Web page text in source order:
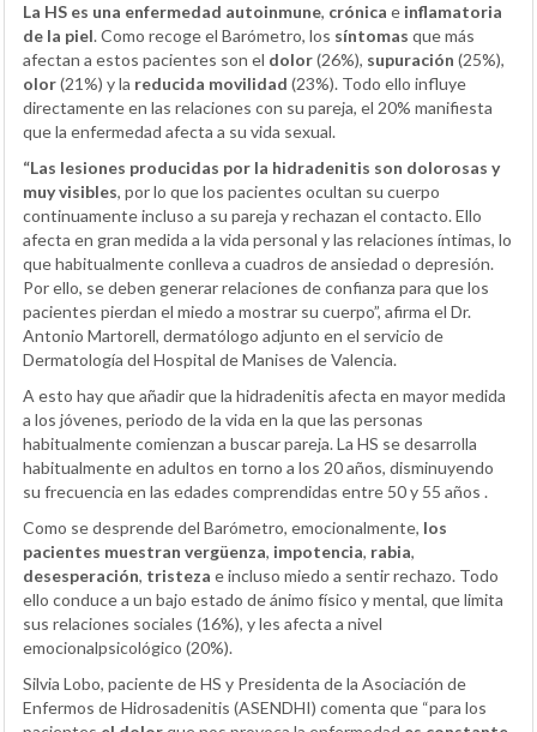
La HS es una enfermedad autoinmune, crónica e inflamatoria
de la piel. Como recoge el Barómetro, los síntomas que más
afectan a estos pacientes son el dolor(26%), supuración (25%),
olor(21%) y la reducida movilidad (23%). Todo ello influye
directamente en las relaciones con su pareja, el 20% manifiesta
que la enfermedad afecta a su vida sexual.
“Las lesiones producidas por la hidradenitis son dolorosas y
muy visibles, por lo que los pacientes ocultan su cuerpo
continuamente incluso a su pareja y rechazan el contacto. Ello
afecta en gran medida a la vida personal y las relaciones íntimas, lo
que habitualmente conlleva a cuadros de ansiedad o depresión.
Por ello, se deben generar relaciones de confianza para que los
pacientes pierdan el miedo a mostrar su cuerpo”, afirma el Dr.
Antonio Martorell, dermatólogo adjunto en el servicio de
Dermatología del Hospital de Manises de Valencia.
A esto hay que añadir que la hidradenitis afecta en mayor medida
a los jóvenes, periodo de la vida en la que las personas
habitualmente comienzan a buscar pareja. La HS se desarrolla
habitualmente en adultos en torno a los 20 años, disminuyendo
su frecuencia en las edades comprendidas entre 50 y 55 años .
Como se desprende del Barómetro, emocionalmente, los
pacientes muestran vergüenza, impotencia, rabia,
desesperación, tristeza e incluso miedo a sentir rechazo. Todo
ello conduce a un bajo estado de ánimo físico y mental, que limita
sus relaciones sociales (16%), y les afecta a nivel
emocionalpsicológico (20%).
Silvia Lobo, paciente de HS y Presidenta de la Asociación de
Enfermos de Hidrosadenitis (ASENDHI) comenta que “para los